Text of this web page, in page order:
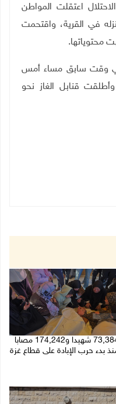
اعتقلت المواطن
في القرية، واقتحمت
محتوياتها.
وقت سابق مساء أمس
قنابل الغاز نحو
73,384 شهيدا و174,242 مصابا
بدء حرب الإبادة على قطاع غزة